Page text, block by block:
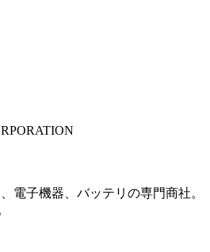
電子機器、バッテリの専門商社。